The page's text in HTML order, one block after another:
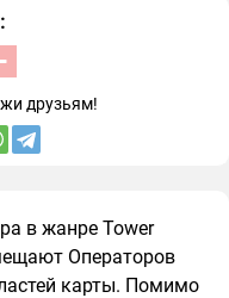
друзьям!
в жанре Tower
Операторов
карты. Помимо